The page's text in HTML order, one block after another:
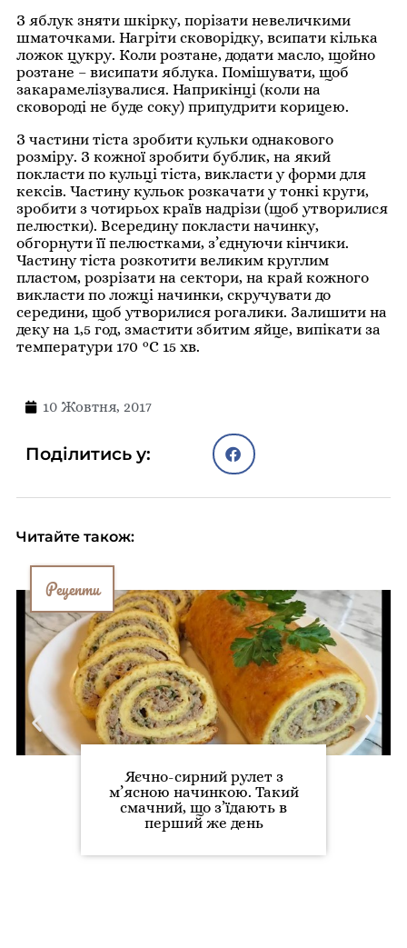
З яблук зняти шкірку, порізати невеличкими
шматочками. Нагріти сковорідку, всипати кілька
ложок цукру. Коли розтане, додати масло, щойно
розтане – висипати яблука. Помішувати, щоб
закарамелізувалися. Наприкінці (коли на
сковороді не буде соку) припудрити корицею.
З частини тіста зробити кульки однакового
розміру. З кожної зробити бублик, на який
покласти по кульці тіста, викласти у форми для
кексів. Частину кульок розкачати у тонкі круги,
зробити з чотирьох країв надрізи (щоб утворилися
пелюстки). Всередину покласти начинку,
обгорнути її пелюстками, з’єднуючи кінчики.
Частину тіста розкотити великим круглим
пластом, розрізати на сектори, на край кожного
викласти по ложці начинки, скручувати до
середини, щоб утворилися рогалики. Залишити на
деку на 1,5 год, змастити збитим яйце, випікати за
температури 170 °С 15 хв.
10 Жовтня, 2017
Поділитись у:
Читайте також:
Рецепти
Яєчно-сирний рулет з
м’ясною начинкою. Такий
смачний, що з’їдають в
перший же день